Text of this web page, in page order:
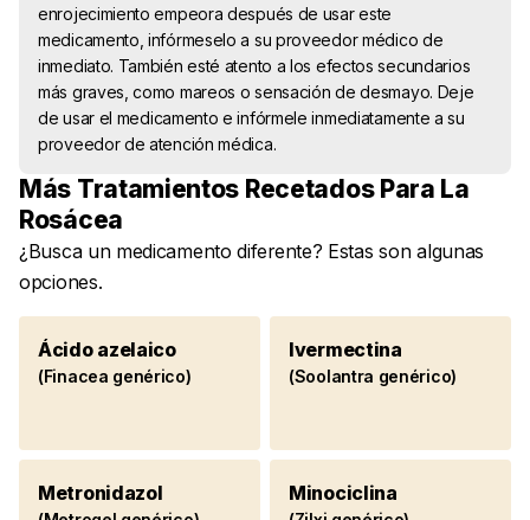
enrojecimiento empeora después de usar este
medicamento, infórmeselo a su proveedor médico de
inmediato. También esté atento a los efectos secundarios
más graves, como mareos o sensación de desmayo. Deje
de usar el medicamento e infórmele inmediatamente a su
proveedor de atención médica.
Más Tratamientos Recetados Para La
Rosácea
¿Busca un medicamento diferente? Estas son algunas
opciones.
Ácido azelaico
(Finacea genérico)
Ivermectina
(Soolantra genérico)
Metronidazol Minociclina